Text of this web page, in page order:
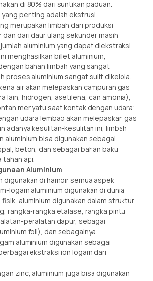
di 80% dari suntikan paduan.
yang penting adalah ekstrusi.
merupakan limbah dari produksi
dan dari daur ulang sekunder masih
aluminium yang dapat diekstraksi
menghasilkan billet aluminium,
bahan limbah yang sangat
proses aluminium sangat sulit dikelola.
air akan melepaskan campuran gas
lain, hidrogen, asetilena, dan amonia),
menyatu saat kontak dengan udara;
udara lembab akan melepaskan gas
adanya kesulitan-kesulitan ini, limbah
aluminium bisa digunakan sebagai
beton, dan sebagai bahan baku
api.
Aluminium
digunakan di hampir semua aspek
logam aluminium digunakan di dunia
fisik, aluminium digunakan dalam struktur
rangka-rangka etalase, rangka pintu
peralatan dapur, sebagai
foil), dan sebagainya.
aluminium digunakan sebagai
ekstraksi ion logam dari
zinc, aluminium juga bisa digunakan